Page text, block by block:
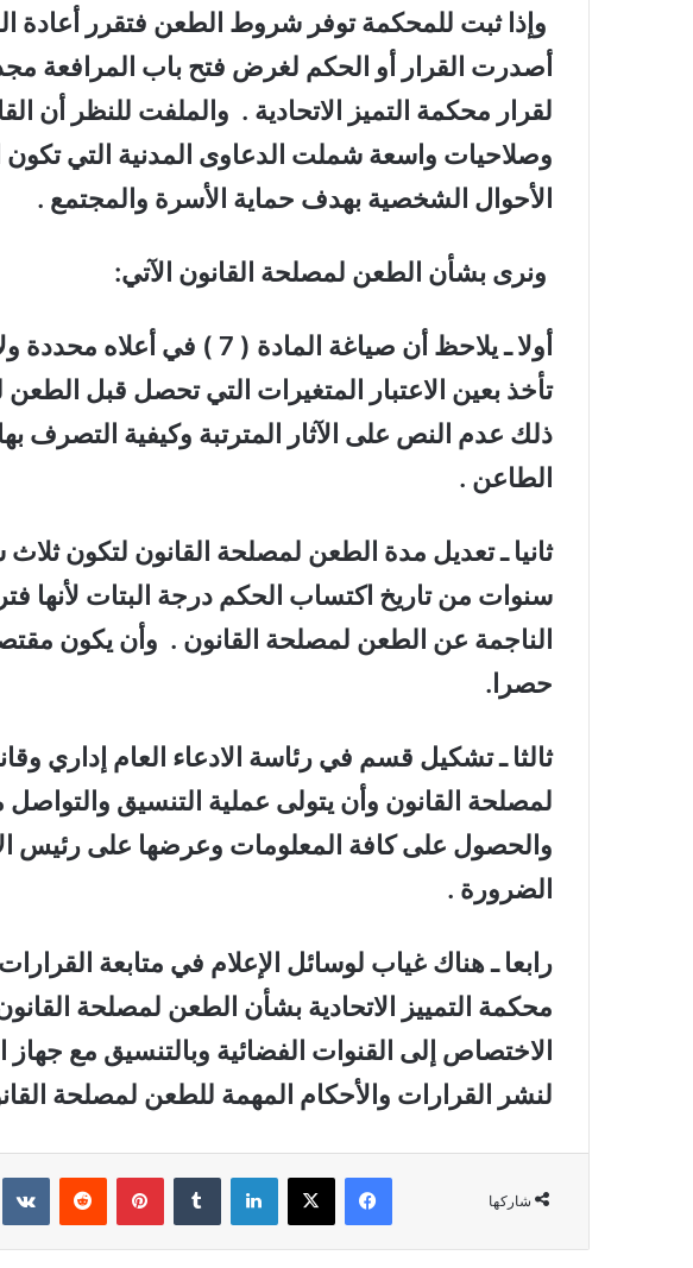
وإذا ثبت للمحكمة توفر شروط الطعن فتقرر أعادة
أصدرت القرار أو الحكم لغرض فتح باب المرافعة
لقرار محكمة التميز الاتحادية . والملفت للنظر أن
وصلاحيات واسعة شملت الدعاوى المدنية التي تكون
الأحوال الشخصية بهدف حماية الأسرة والمجتمع .
ونرى بشأن الطعن لمصلحة القانون الآتي:
أولا ـ يلاحظ أن صياغة المادة (
تأخذ بعين الاعتبار المتغيرات التي تحصل قبل
ذلك عدم النص على الآثار المترتبة وكيفية التصرف
الطاعن .
ثانيا ـ تعديل مدة الطعن لمصلحة القانون لتكون
سنوات من تاريخ اكتساب الحكم درجة البتات لأنها
الناجمة عن الطعن لمصلحة القانون . وأن يكون
حصرا.
ثالثا ـ تشكيل قسم في رئاسة الادعاء العام إداري
لمصلحة القانون وأن يتولى عملية التنسيق
والحصول على كافة المعلومات وعرضها على رئيس
الضرورة .
رابعا ـ هناك غياب لوسائل الإعلام في متابعة
محكمة التمييز الاتحادية بشأن الطعن لمصلحة
الاختصاص إلى القنوات الفضائية وبالتنسيق مع جهاز
لنشر القرارات والأحكام المهمة للطعن لمصلحة
شاركها
فيسبوك ‫X لينكدإن بينتيريست